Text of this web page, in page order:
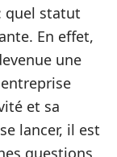
quel statut
En effet,
une
et sa
lancer, il est
questions